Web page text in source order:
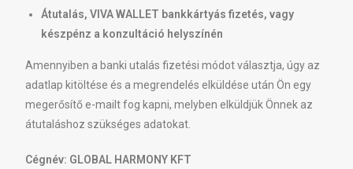
Átutalás, VIVA WALLET bankkártyás fizetés, vagy
készpénz a konzultáció helyszínén
Amennyiben a banki utalás fizetési módot választja, úgy az
adatlap kitöltése és a megrendelés elküldése után Ön egy
megerősítő e-mailt fog kapni, melyben elküldjük Önnek az
átutaláshoz szükséges adatokat.
Cégnév: GLOBAL HARMONY KFT